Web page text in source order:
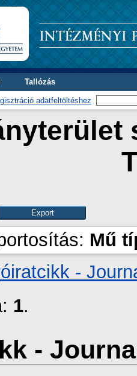
Tallózás
adatfeltöltéshez
Mű
-
1.
-